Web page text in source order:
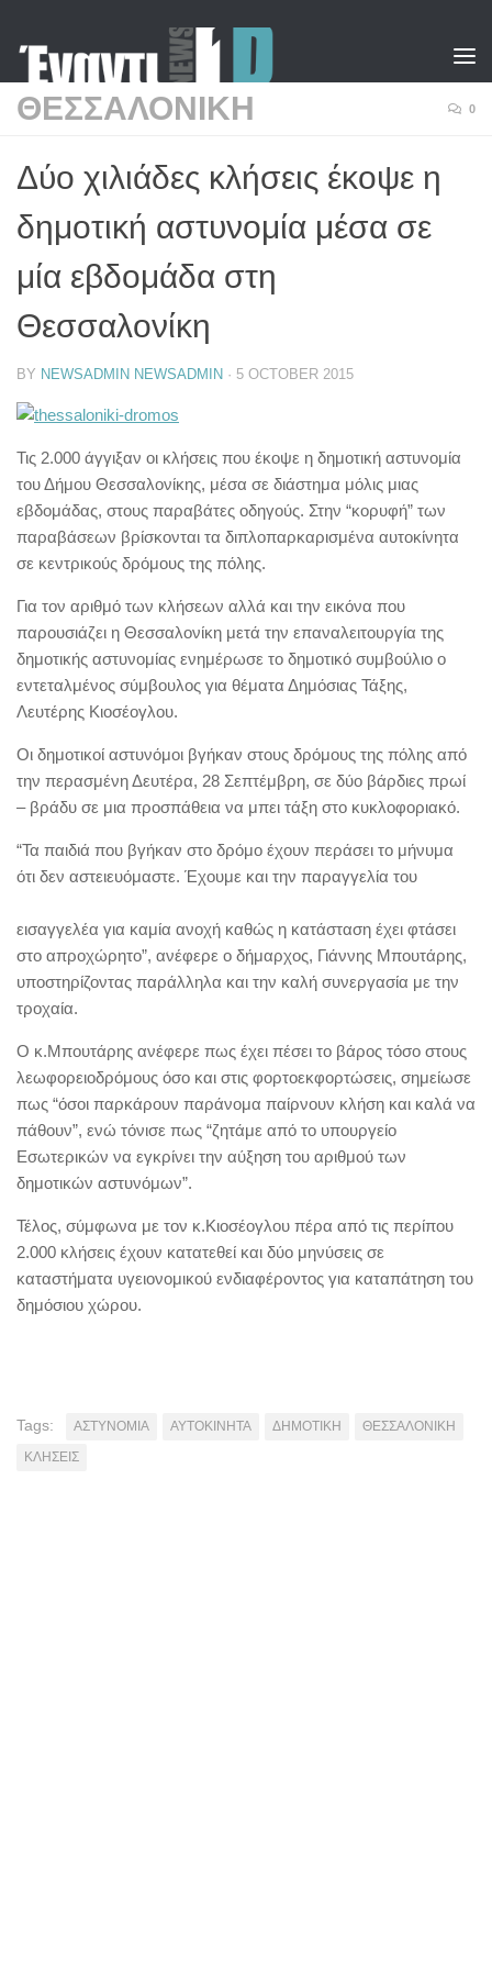
ΘΕΣΣΑΛΟΝΙΚΗ 0
Δύο χιλιάδες κλήσεις έκοψε η
δημοτική αστυνομία μέσα σε
μία εβδομάδα στη
Θεσσαλονίκη
BY NEWSADMIN NEWSADMIN · 5 OCTOBER 2015
Τις 2.000 άγγιξαν οι κλήσεις που έκοψε η δημοτική αστυνομία
του Δήμου Θεσσαλονίκης, μέσα σε διάστημα μόλις μιας
εβδομάδας, στους παραβάτες οδηγούς. Στην “κορυφή” των
παραβάσεων βρίσκονται τα διπλοπαρκαρισμένα αυτοκίνητα
σε κεντρικούς δρόμους της πόλης.
Για τον αριθμό των κλήσεων αλλά και την εικόνα που
παρουσιάζει η Θεσσαλονίκη μετά την επαναλειτουργία της
δημοτικής αστυνομίας ενημέρωσε το δημοτικό συμβούλιο ο
εντεταλμένος σύμβουλος για θέματα Δημόσιας Τάξης,
Λευτέρης Κιοσέογλου.
Οι δημοτικοί αστυνόμοι βγήκαν στους δρόμους της πόλης από
την περασμένη Δευτέρα, 28 Σεπτέμβρη, σε δύο βάρδιες πρωί
– βράδυ σε μια προσπάθεια να μπει τάξη στο κυκλοφοριακό.
“Τα παιδιά που βγήκαν στο δρόμο έχουν περάσει το μήνυμα
ότι δεν αστειευόμαστε. Έχουμε και την παραγγελία του
εισαγγελέα για καμία ανοχή καθώς η κατάσταση έχει φτάσει
στο απροχώρητο”, ανέφερε ο δήμαρχος, Γιάννης Μπουτάρης,
υποστηρίζοντας παράλληλα και την καλή συνεργασία με την
τροχαία.
Ο κ.Μπουτάρης ανέφερε πως έχει πέσει το βάρος τόσο στους
λεωφορειοδρόμους όσο και στις φορτοεκφορτώσεις, σημείωσε
πως “όσοι παρκάρουν παράνομα παίρνουν κλήση και καλά να
πάθουν”, ενώ τόνισε πως “ζητάμε από το υπουργείο
Εσωτερικών να εγκρίνει την αύξηση του αριθμού των
δημοτικών αστυνόμων”.
Τέλος, σύμφωνα με τον κ.Κιοσέογλου πέρα από τις περίπου
2.000 κλήσεις έχουν κατατεθεί και δύο μηνύσεις σε
καταστήματα υγειονομικού ενδιαφέροντος για καταπάτηση του
δημόσιου χώρου.
Tags: ΑΣΤΥΝΟΜΙΑ ΑΥΤΟΚΙΝΗΤΑ ΔΗΜΟΤΙΚΗ
ΘΕΣΣΑΛΟΝΙΚΗ
ΚΛΗΣΕΙΣ